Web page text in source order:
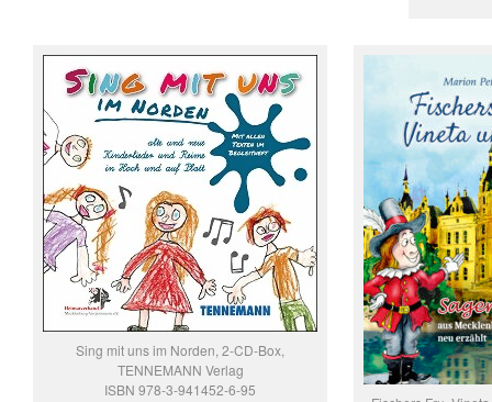
Sing mit uns im Norden, 2-CD-Box,
TENNEMANN Verlag
ISBN 978-3-941452-6-95